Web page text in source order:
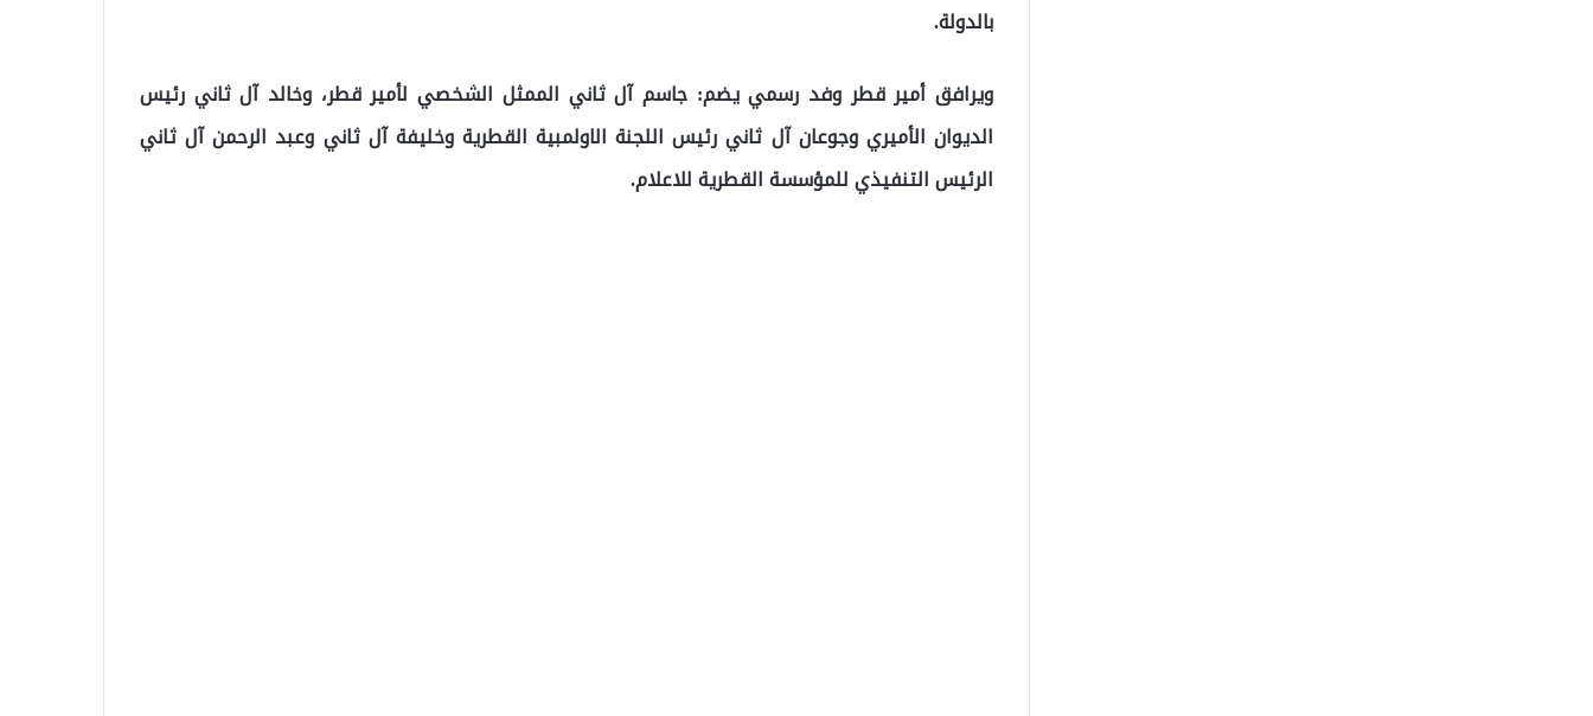
بالدولة.
ویرافق أمير قطر وفد رسمي یضم: جاسم آل ثاني الممثل الشخصي لأمیر قطر، وخالد آل ثاني رئیس
الدیوان الأمیري وجوعان آل ثاني رئیس اللجنة الاولمبیة القطریة وخلیفة آل ثاني وعبد الرحمن آل ثاني
الرئیس التنفیذي للمؤسسة القطریة للاعلام.